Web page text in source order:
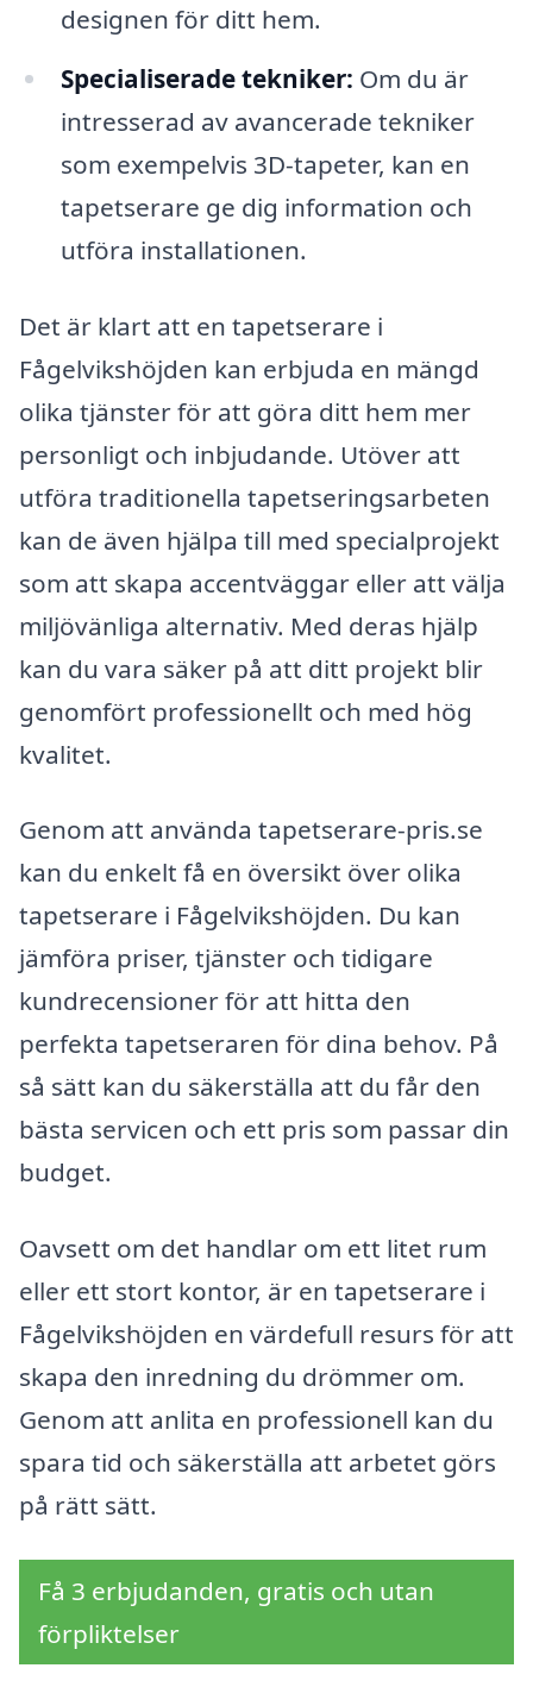
designen för ditt hem.
Specialiserade tekniker: Om du är
intresserad av avancerade tekniker
som exempelvis 3D-tapeter, kan en
tapetserare ge dig information och
utföra installationen.
Det är klart att en tapetserare i
Fågelvikshöjden kan erbjuda en mängd
olika tjänster för att göra ditt hem mer
personligt och inbjudande. Utöver att
utföra traditionella tapetseringsarbeten
kan de även hjälpa till med specialprojekt
som att skapa accentväggar eller att välja
miljövänliga alternativ. Med deras hjälp
kan du vara säker på att ditt projekt blir
genomfört professionellt och med hög
kvalitet.
Genom att använda tapetserare-pris.se
kan du enkelt få en översikt över olika
tapetserare i Fågelvikshöjden. Du kan
jämföra priser, tjänster och tidigare
kundrecensioner för att hitta den
perfekta tapetseraren för dina behov. På
så sätt kan du säkerställa att du får den
bästa servicen och ett pris som passar din
budget.
Oavsett om det handlar om ett litet rum
eller ett stort kontor, är en tapetserare i
Fågelvikshöjden en värdefull resurs för att
skapa den inredning du drömmer om.
Genom att anlita en professionell kan du
spara tid och säkerställa att arbetet görs
på rätt sätt.
Få 3 erbjudanden, gratis och utan
förpliktelser